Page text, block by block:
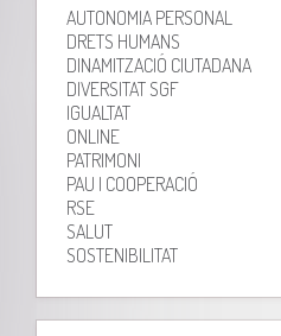
AUTONOMIA PERSONAL
DRETS HUMANS
DINAMITZACIÓ CIUTADANA
DIVERSITAT SGF
IGUALTAT
ONLINE
PATRIMONI
PAU I COOPERACIÓ
RSE
SALUT
SOSTENIBILITAT